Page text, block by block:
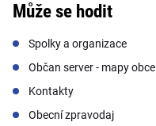
Může se hodit
Spolky a organizace
Občan server - mapy obce
Kontakty
Obecní zpravodaj